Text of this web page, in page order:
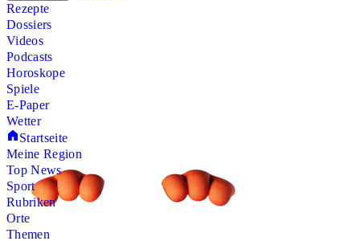
Rezepte
Dossiers
Videos
Podcasts
Horoskope
Spiele
E-Paper
Wetter
Startseite
Meine Region
Top News
Sport
Rubriken
Orte
Themen